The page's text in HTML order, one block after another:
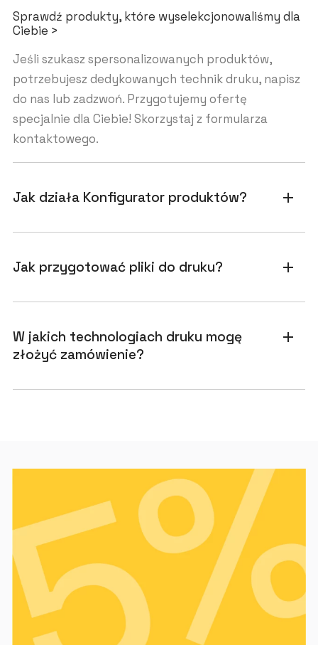
Sprawdź produkty, które wyselekcjonowaliśmy dla
Ciebie >
Jeśli szukasz spersonalizowanych produktów,
potrzebujesz dedykowanych technik druku, napisz
do nas lub zadzwoń. Przygotujemy ofertę
specjalnie dla Ciebie! Skorzystaj z formularza
kontaktowego.
Jak działa Konfigurator produktów? add
Jak przygotować pliki do druku? add
W jakich technologiach druku mogę
złożyć zamówienie?
add